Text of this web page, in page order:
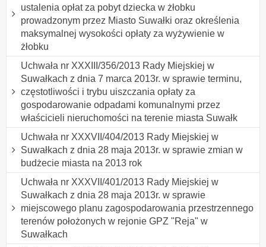
ustalenia opłat za pobyt dziecka w żłobku
prowadzonym przez Miasto Suwałki oraz określenia
maksymalnej wysokości opłaty za wyżywienie w
żłobku
Uchwała nr XXXIII/356/2013 Rady Miejskiej w
Suwałkach z dnia 7 marca 2013r. w sprawie terminu,
częstotliwości i trybu uiszczania opłaty za
gospodarowanie odpadami komunalnymi przez
właścicieli nieruchomości na terenie miasta Suwałk
Uchwała nr XXXVII/404/2013 Rady Miejskiej w
Suwałkach z dnia 28 maja 2013r. w sprawie zmian w
budżecie miasta na 2013 rok
Uchwała nr XXXVII/401/2013 Rady Miejskiej w
Suwałkach z dnia 28 maja 2013r. w sprawie
miejscowego planu zagospodarowania przestrzennego
terenów położonych w rejonie GPZ "Reja" w
Suwałkach